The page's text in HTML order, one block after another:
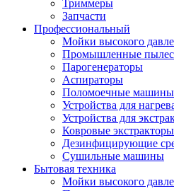
Триммеры
Запчасти
Профессиональный
Мойки высокого
Промышленные
Парогенераторы
Аспираторы
Поломоечные машины
Устройства для
Устройства для
Ковровые экстракторы
Дезинфицирующие
Сушильные машины
Бытовая техника
Мойки высокого